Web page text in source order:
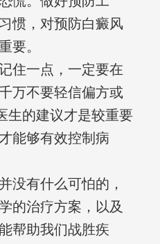
惯，对预防白癜风
要。
住一点，一定要在
万不要轻信偏方或
生的建议才是较重要
能够有效控制病
没有什么可怕的，
的治疗方案，以及
帮助我们战胜疾